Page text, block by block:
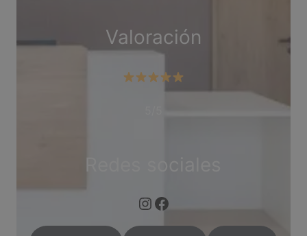
Valoración
Instagram
Facebook